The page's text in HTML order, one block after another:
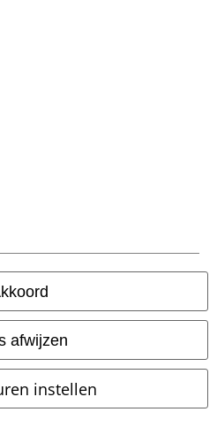
afwijzen
instellen
PostNL Pickup
app
app en profiteer van alle nieuwe
en voordelen!